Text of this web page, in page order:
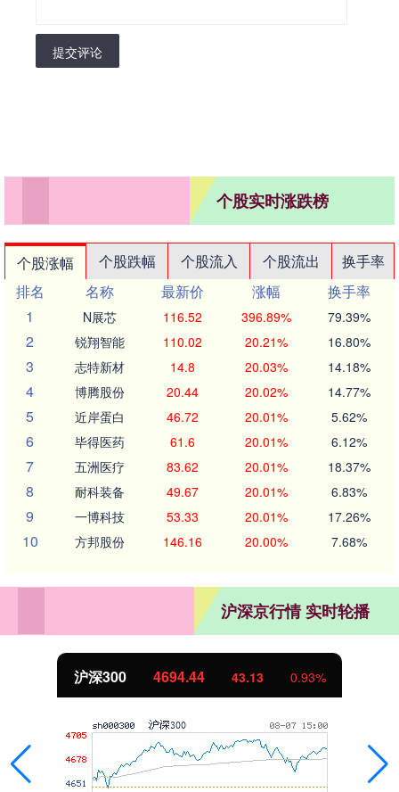
提交评论
个股实时涨跌榜
个股涨幅 个股跌幅 个股流入 个股流出
换手率
排名
名称 最新价 涨幅
换手率
1
N展芯 116.52 396.89% 79.39%
2 锐翔智能 110.02 20.21% 16.80%
3 志特新材 14.8 20.03% 14.18%
4 博腾股份 20.44 20.02% 14.77%
5 近岸蛋白 46.72 20.01% 5.62%
6 毕得医药 61.6 20.01% 6.12%
7 五洲医疗 83.62 20.01% 18.37%
8 耐科装备 49.67 20.01% 6.83%
9 一博科技 53.33 20.01% 17.26%
10 方邦股份 146.16 20.00% 7.68%
沪深京行情 实时轮播
北证50 1134.24 11.37 1.01%